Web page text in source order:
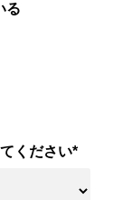
る
ください*